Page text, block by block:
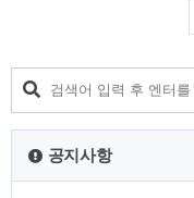
원금을 지급키
역지원금 600
보이며, 빠르면
신청대상 기준
공지사항